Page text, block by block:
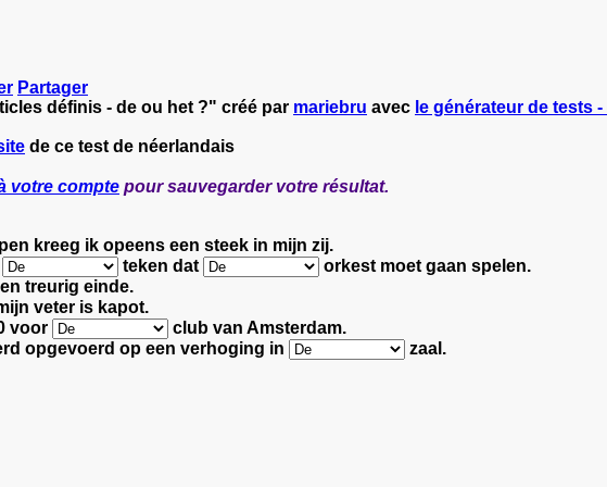
Partager
définis - de ou het ?" créé par mariebru avec le générateur de tests
de ce test de néerlandais
votre compte pour sauvegarder votre résultat.
kreeg ik opeens een steek in mijn zij.
teken dat
orkest moet gaan spelen.
treurig einde.
veter is kapot.
voor
club van Amsterdam.
opgevoerd op een verhoging in zaal.